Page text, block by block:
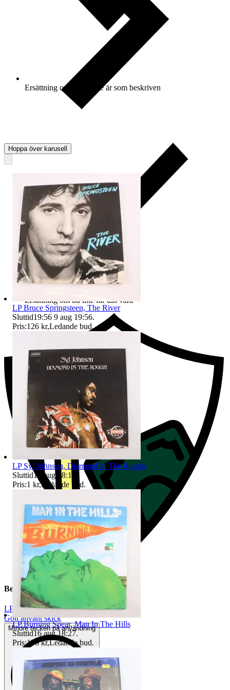
Ersättning om varan inte är som beskriven
Ersättning om du inte får din vara
Beskrivning
LP
Gott använt skick
Mindre tecken på användning
Hoppa över karusell
LP Bruce Springsteen, The River
Sluttid19:56 9 aug 19:56.
Pris:126 kr,Ledande bud.
LP Syl Johnson, Diamond In The Rough
Sluttid16 aug 18:17
Pris:1 kr,Ledande bud.
LP Burning Spear, Man In The Hills
Sluttid16 aug 18:27.
Pris:130 kr,Ledande bud.